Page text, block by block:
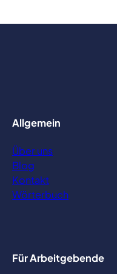
Allgemein
Über uns
Blog
Kontakt
Wörterbuch
Für Arbeitgebende